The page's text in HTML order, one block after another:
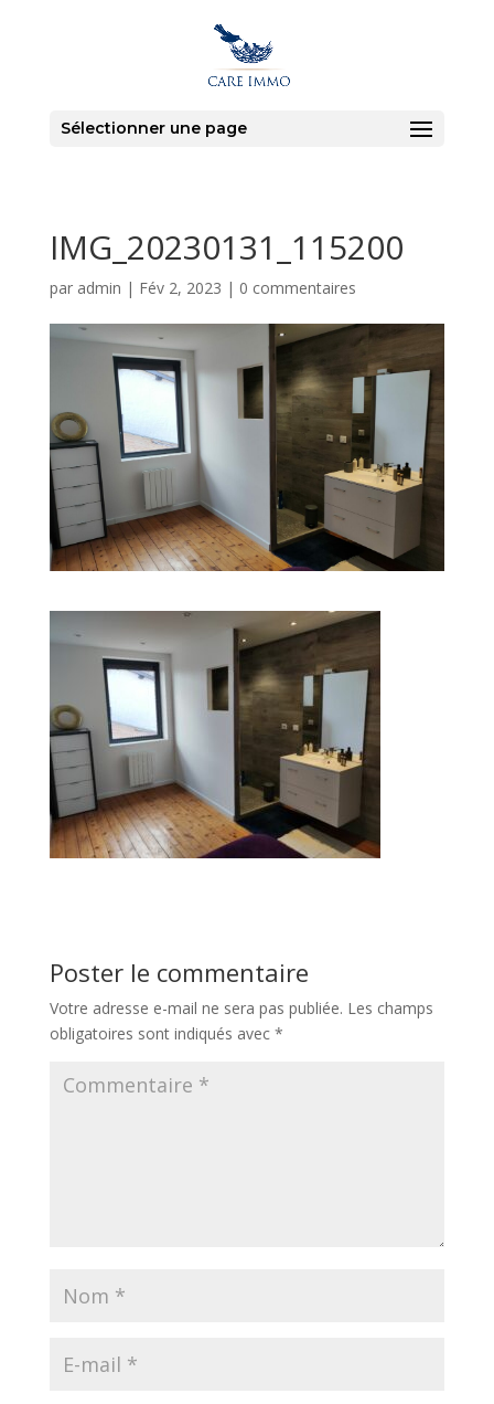
Sélectionner une page
IMG_20230131_115200
par admin | Fév 2, 2023 | 0 commentaires
Poster le commentaire
Votre adresse e-mail ne sera pas publiée. Les champs
obligatoires sont indiqués avec *